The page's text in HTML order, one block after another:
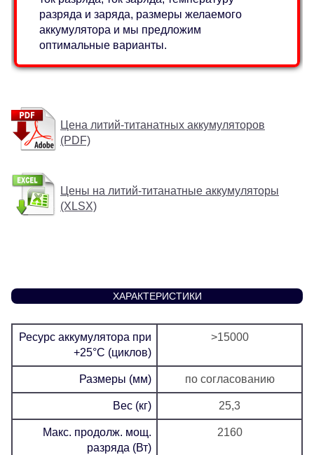
разряда и заряда, размеры желаемого
аккумулятора и мы предложим
оптимальные варианты.
Цена литий-титанатных аккумуляторов
(PDF)
Цены на литий-титанатные аккумуляторы
(XLSX)
ХАРАКТЕРИСТИКИ
Ресурс аккумулятора при
+25°C (циклов)
>15000
Размеры (мм) по согласованию
Вес (кг) 25,3
Макс. продолж. мощ.
разряда (Вт)
2160